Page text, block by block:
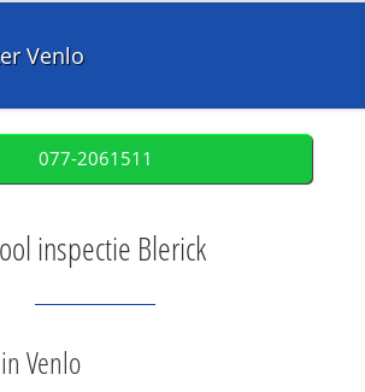
Venlo
077-2061511
inspectie Blerick
in Venlo